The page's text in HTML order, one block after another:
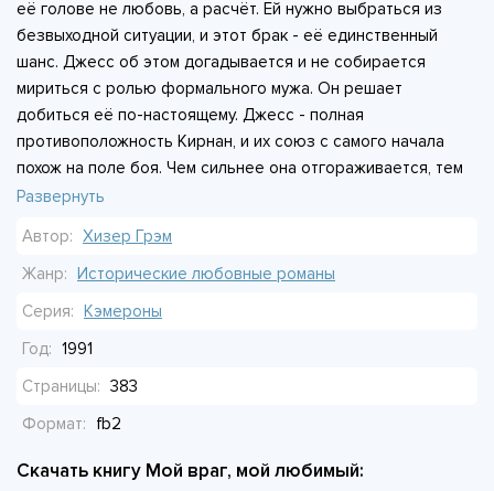
её голове не любовь, а расчёт. Ей нужно выбраться из
безвыходной ситуации, и этот брак - её единственный
шанс. Джесс об этом догадывается и не собирается
мириться с ролью формального мужа. Он решает
добиться её по-настоящему. Джесс - полная
противоположность Кирнан, и их союз с самого начала
похож на поле боя. Чем сильнее она отгораживается, тем
настойчивее он ломает её предубеждения. Но у Кирнан
не намерена.
Развернуть
Автор: Хизер Грэм
Жанр: Исторические любовные романы
Серия: Кэмероны
Год: 1991
Страницы: 383
Формат:
fb2
Скачать книгу Мой враг, мой любимый: